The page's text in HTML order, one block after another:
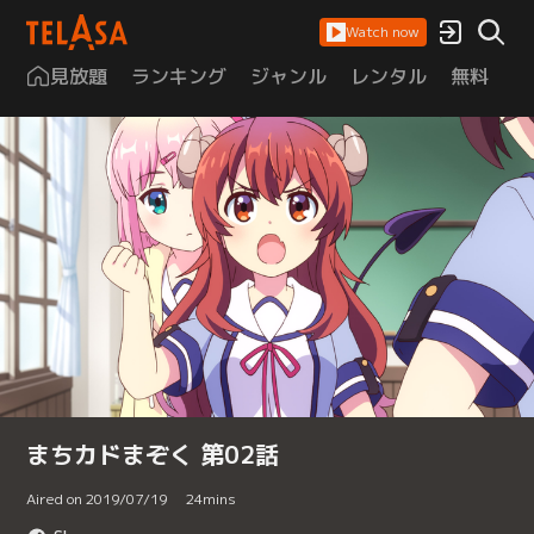
Watch now
見放題 ランキング ジャンル レンタル 無料
まちカドまぞく 第02話
Aired on 2019/07/19 24mins